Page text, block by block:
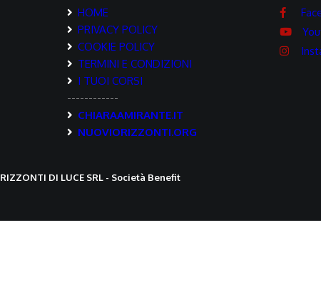
HOME
PRIVACY POLICY
COOKIE POLICY
TERMINI E CONDIZIONI
I TUOI CORSI
------------
CHIARAAMIRANTE.IT
NUOVIORIZZONTI.ORG
RIZZONTI DI LUCE SRL - Società Benefit